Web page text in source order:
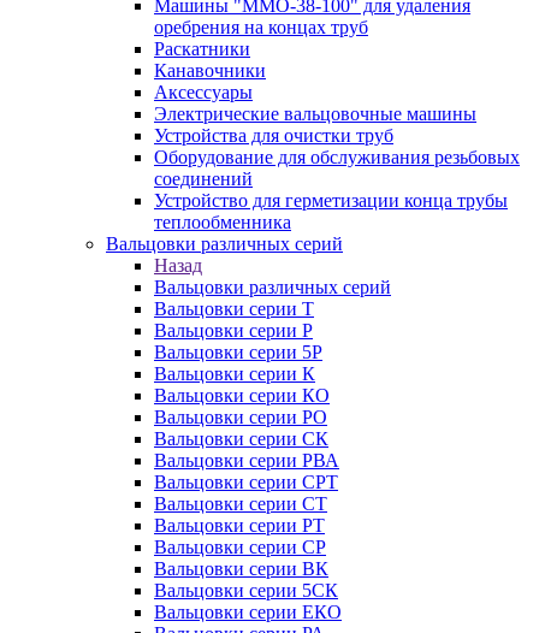
Машины "ММО-38-100" для удаления
оребрения на концах труб
Раскатники
Канавочники
Аксессуары
Электрические вальцовочные машины
Устройства для очистки труб
Оборудование для обслуживания резьбовых
соединений
Устройство для герметизации конца трубы
теплообменника
Вальцовки различных серий
Назад
Вальцовки различных серий
Вальцовки серии Т
Вальцовки серии Р
Вальцовки серии 5Р
Вальцовки серии К
Вальцовки серии КО
Вальцовки серии РО
Вальцовки серии СК
Вальцовки серии РВА
Вальцовки серии СРТ
Вальцовки серии СТ
Вальцовки серии РТ
Вальцовки серии СР
Вальцовки серии ВК
Вальцовки серии 5СК
Вальцовки серии ЕКО